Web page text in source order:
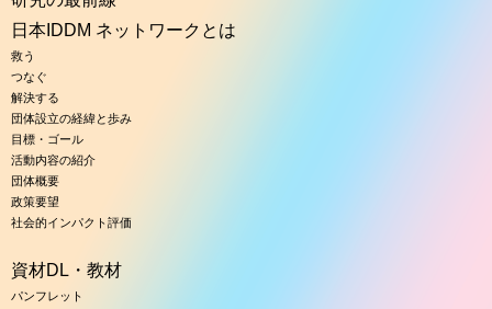
日本IDDM ネットワークとは
救う
つなぐ
解決する
団体設立の経緯と歩み
目標・ゴール
活動内容の紹介
団体概要
政策要望
社会的インパクト評価
資材DL・教材
パンフレット